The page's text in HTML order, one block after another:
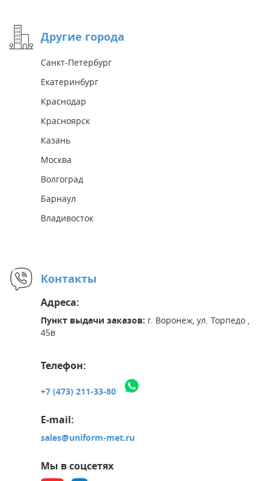
Другие города
Санкт-Петербург
Екатеринбург
Краснодар
Красноярск
Казань
Москва
Волгоград
Барнаул
Владивосток
Контакты
Адреса:
Пункт выдачи заказов: г. Воронеж, ул. Торпедо ,
45в
Телефон:
+7 (473) 211-33-80
E-mail:
sales@uniform-met.ru
Мы в соцсетях